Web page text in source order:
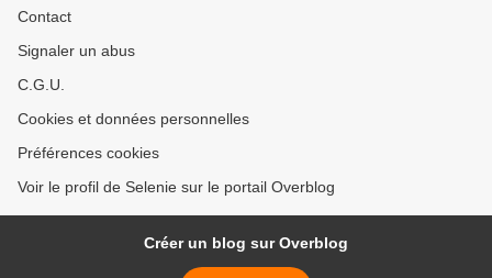
Contact
Signaler un abus
C.G.U.
Cookies et données personnelles
Préférences cookies
Voir le profil de Selenie sur le portail Overblog
Créer un blog sur Overblog